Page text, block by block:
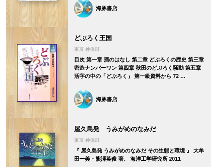
海豚書店
どぶろく王国
東京 神保町
目次 第一章 酒のはなし 第二章 どぶろくの歴史 第三章
密造ナンバーワン 第四章 秋田のどぶろく騒動 第五章
活字の中の「どぶろく」 第一級資料から 72 …
海豚書店
屋久島発 うみがめのなみだ
東京 神保町
『 屋久島発 うみがめのなみだ その生態と環境 』 大牟
田一美・熊澤英俊 著、 海洋工学研究所 2011